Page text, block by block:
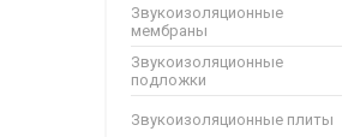
Звукоизоляционные
мембраны
Звукоизоляционные
подложки
Звукоизоляционные плиты